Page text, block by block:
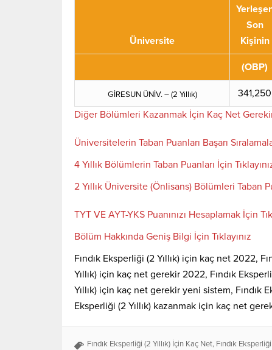
Üniversite
Son
Kişinin
(OBP)
GİRESUN ÜNİV. – (2 Yıllık) 341,250
Diğer Bölümleri Kazanmak İçin Kaç Net
Üniversitelerin Taban Puanları Başarı
4 Yıllık Bölümlerin Taban Puanları İçin
2 Yıllık Üniversite (Önlisans) Bölümleri Taban
TYT VE AYT-YKS Puanınızı Hesaplamak İçin
Bölüm Hakkında Geniş Bilgi İçin Tıklayınız
Fındık Eksperliği (2 Yıllık) için kaç net 2022,
Yıllık) için kaç net gerekir 2022, Fındık
Yıllık) için kaç net gerekir yeni sistem, Fındık
Eksperliği (2 Yıllık) kazanmak için kaç net
Fındık Eksperliği (2 Yıllık) İçin Kaç Net, Fındık